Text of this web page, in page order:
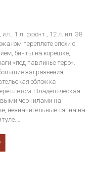
ил., 1 л. фронт., 12 л. ил. 38
переплете эпохи с
бинты на корешке,
«под павлинье перо».
загрязнения
обложка
Владельческая
чернилами на
незначительные пятна на